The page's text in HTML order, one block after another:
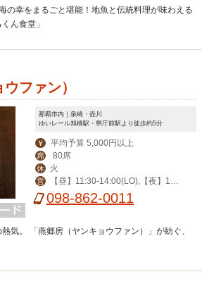
の幸をまるごと堪能！地魚と伝統料理が味わえる
ん食堂」
ファン）
那覇市内｜泉崎・壺川
ゆいレール旭橋駅・県庁前駅より徒歩約5分
￥ 平均予算 5,000円以上
席 80席
休 火
営
【昼】11:30-14:00(LO),【夜】17:
30-22:30(LO),土/祝17:00-22:30(LO),
098-862-0011
気。 「燕郷房（ヤンキョウファン）」が紡ぐ、